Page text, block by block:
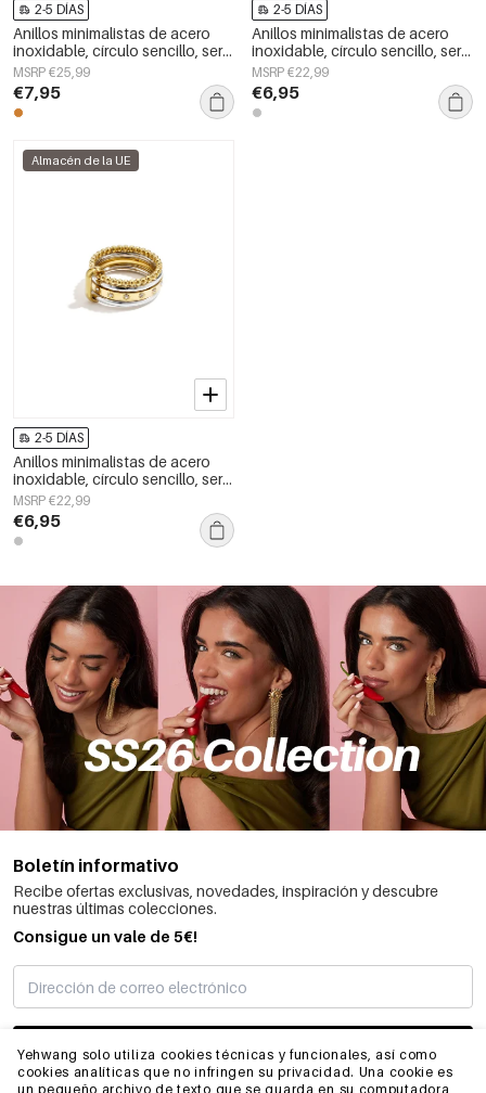
Yehwang solo utiliza cookies técnicas y funcionales, así como
cookies analíticas que no infringen su privacidad. Una cookie es
un pequeño archivo de texto que se guarda en su computadora,
2-5 DÍAS
Anillos minimalistas de acero
inoxidable, círculo sencillo, serie
Daily Simple, joyería para mujer.
MSRP €25,99
€7,95
2-5 DÍAS
Anillos minimalistas de acero
inoxidable, círculo sencillo, serie
Daily Simple, joyería para mujer.
MSRP €22,99
€6,95
Almacén de la UE
2-5 DÍAS
Anillos minimalistas de acero
inoxidable, círculo sencillo, serie
Daily Simple, joyería para mujer.
MSRP €22,99
€6,95
Boletín informativo
Recibe ofertas exclusivas, novedades, inspiración y descubre
nuestras últimas colecciones.
Consigue un vale de 5€!
SUSCRIBIRME